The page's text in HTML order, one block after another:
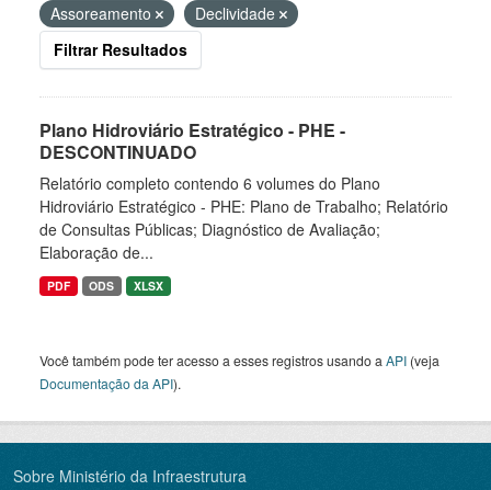
Assoreamento
Declividade
Filtrar Resultados
Plano Hidroviário Estratégico - PHE -
DESCONTINUADO
Relatório completo contendo 6 volumes do Plano
Hidroviário Estratégico - PHE: Plano de Trabalho; Relatório
de Consultas Públicas; Diagnóstico de Avaliação;
Elaboração de...
PDF ODS XLSX
Você também pode ter acesso a esses registros usando a API (veja
Documentação da API).
Sobre Ministério da Infraestrutura